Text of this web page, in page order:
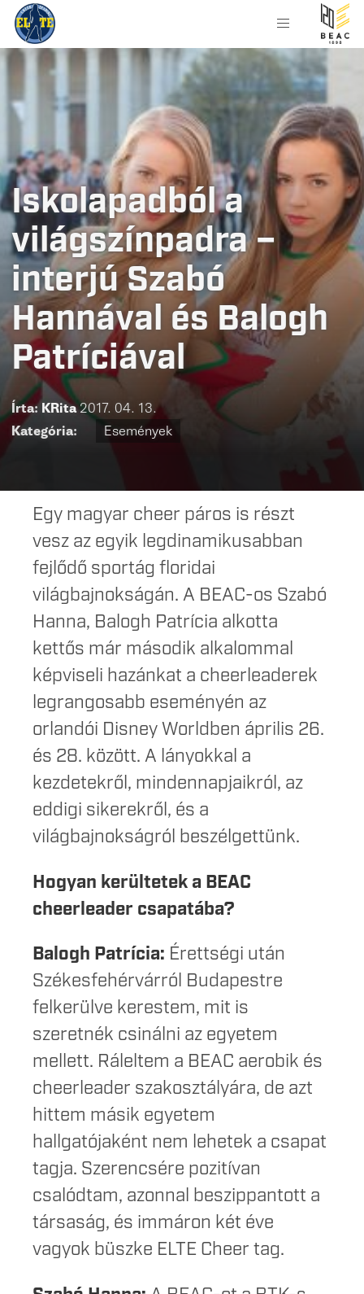
Iskolapadból a
világszínpadra –
interjú Szabó
Hannával és Balogh
Patríciával
Írta:KRita2017. 04. 13.
Kategória:
Események
Egy magyar cheer páros is részt
vesz az egyik legdinamikusabban
fejlődő sportág floridai
világbajnokságán. A BEAC-os Szabó
Hanna, Balogh Patrícia alkotta
kettős már második alkalommal
képviseli hazánkat a cheerleaderek
legrangosabb eseményén az
orlandói Disney Worldben április 26.
és 28. között. A lányokkal a
kezdetekről, mindennapjaikról, az
eddigi sikerekről, és a
világbajnokságról beszélgettünk.
Hogyan kerültetek a BEAC
cheerleader csapatába?
Balogh Patrícia: Érettségi után
Székesfehérvárról Budapestre
felkerülve kerestem, mit is
szeretnék csinálni az egyetem
mellett. Ráleltem a BEAC aerobik és
cheerleader szakosztályára, de azt
hittem másik egyetem
hallgatójaként nem lehetek a csapat
tagja. Szerencsére pozitívan
csalódtam, azonnal beszippantott a
társaság, és immáron két éve
vagyok büszke ELTE Cheer tag.